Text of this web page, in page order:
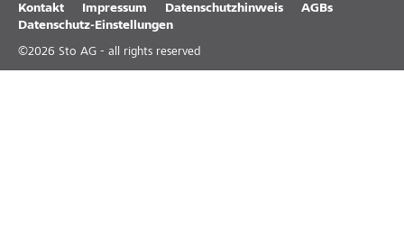
Kontakt Impressum Datenschutzhinweis
AGBs
Datenschutz-Einstellungen
©2026 Sto AG - all rights reserved